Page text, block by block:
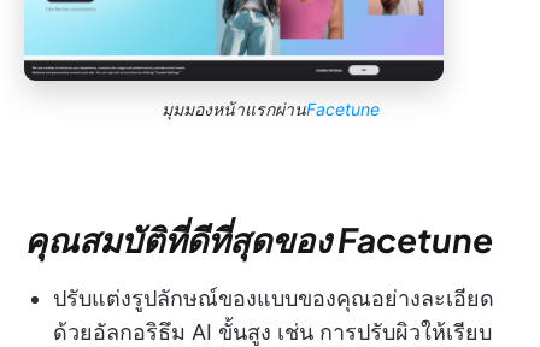
มุมมองหน้าแรกผ่านFacetune
คุณสมบัติที่ดีที่สุดของ Facetune
ปรับแต่งรูปลักษณ์ของแบบของคุณอย่างละเอียด
ด้วยอัลกอริธึม AI ขั้นสูง เช่น การปรับผิวให้เรียบ